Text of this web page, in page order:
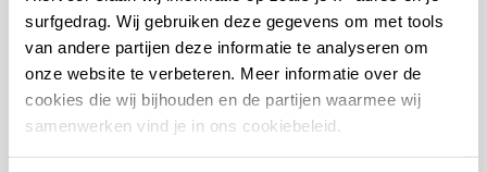
surfgedrag. Wij gebruiken deze gegevens om met tools
van andere partijen deze informatie te analyseren om
onze website te verbeteren. Meer informatie over de
cookies die wij bijhouden en de partijen waarmee wij
samenwerken vind je in ons cookiebeleid.
Waar vind je welke